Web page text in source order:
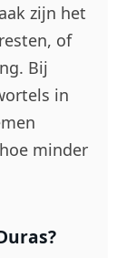
zijn het
of
Bij
in
minder